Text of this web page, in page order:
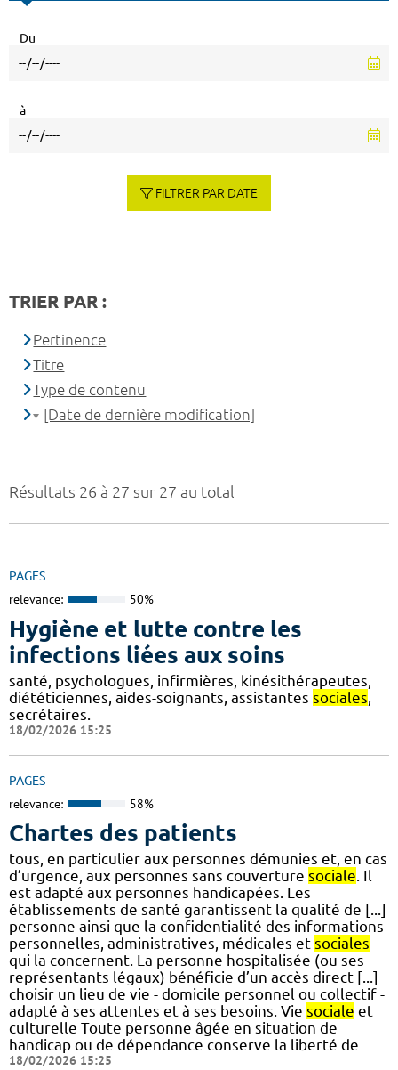
Résultats 26 à 27 sur 27 au total
PAGES
relevance: 50%
Hygiène et lutte contre les
infections liées aux soins
santé, psychologues, infirmières, kinésithérapeutes,
diététiciennes, aides-soignants, assistantes sociales
secrétaires.
18/02/2026 15:25
PAGES
relevance: 58%
Chartes des patients
tous, en particulier aux personnes démunies et, en cas
d’urgence, aux personnes sans couverture sociale. Il
est adapté aux personnes handicapées. Les
établissements de santé garantissent la qualité de [...]
personne ainsi que la confidentialité des informations
personnelles, administratives, médicales et sociales
qui la concernent. La personne hospitalisée (ou ses
représentants légaux) bénéficie d’un accès direct [...]
choisir un lieu de vie - domicile personnel ou collectif -
adapté à ses attentes et à ses besoins. Vie sociale et
culturelle Toute personne âgée en situation de
handicap ou de dépendance conserve la liberté de
18/02/2026 15:25
Du
à
FILTRER PAR DATE
TRIER PAR :
Pertinence
Titre
Type de contenu
[Date de dernière modification]